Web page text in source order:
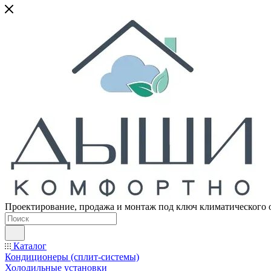
Проектирование, продажа и монтаж под ключ климатического
Каталог
Кондиционеры (сплит-системы)
Холодильные установки